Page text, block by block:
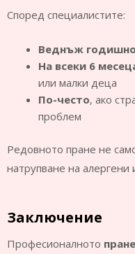
Според специалистите:
Веднъж годишно
На всеки 6
или малки деца
По-често, ако
проблем
Редовното пране не
натрупване на алергени
Заключение
Професионалното